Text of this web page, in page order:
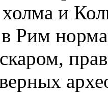
и
Рим